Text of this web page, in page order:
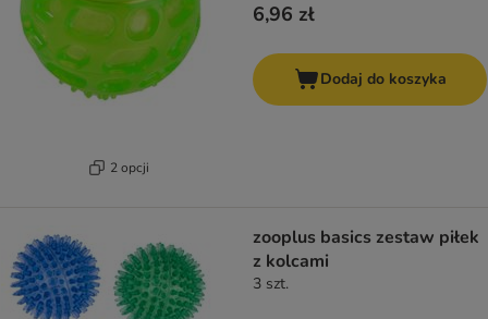
2 opcji
6,96 zł
Dodaj do koszyka
zooplus basics zestaw piłek
z kolcami
3 szt.